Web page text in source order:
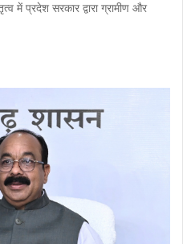
में प्रदेश सरकार द्वारा ग्रामीण और